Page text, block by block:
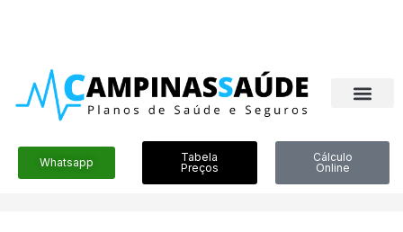
Whatsapp
Tabela
Preços
Cálculo
Online